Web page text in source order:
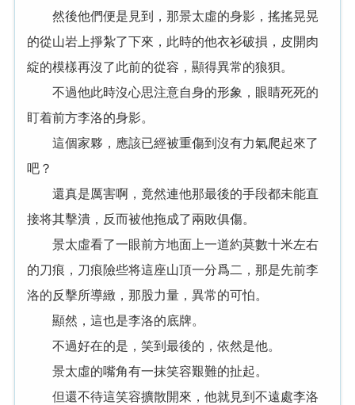
然後他們便是見到，那景太虛的身影，搖搖晃晃
的從山岩上掙紮了下來，此時的他衣衫破損，皮開肉
綻的模樣再沒了此前的從容，顯得異常的狼狽。
不過他此時沒心思注意自身的形象，眼睛死死的
盯着前方李洛的身影。
這個家夥，應該已經被重傷到沒有力氣爬起來了
吧？
還真是厲害啊，竟然連他那最後的手段都未能直
接将其擊潰，反而被他拖成了兩敗俱傷。
景太虛看了一眼前方地面上一道約莫數十米左右
的刀痕，刀痕險些将這座山頂一分爲二，那是先前李
洛的反擊所導緻，那股力量，異常的可怕。
顯然，這也是李洛的底牌。
不過好在的是，笑到最後的，依然是他。
景太虛的嘴角有一抹笑容艱難的扯起。
但還不待這笑容擴散開來，他就見到不遠處李洛